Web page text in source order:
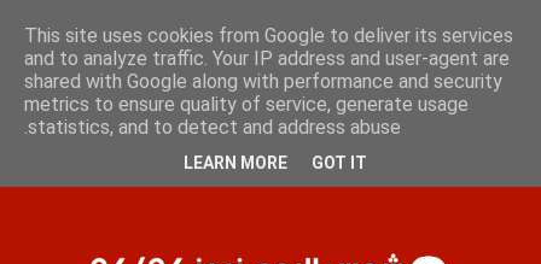
الخميس 6 أغسطس 2026
الصفحات
This site uses cookies from Google to deliver its services
and to analyze traffic. Your IP address and user-agent are
shared with Google along with performance and security
metrics to ensure quality of service, generate usage
statistics, and to detect and address abuse.
LEARN MORE GOT IT